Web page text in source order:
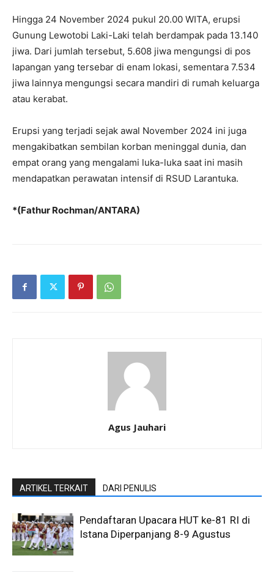
Hingga 24 November 2024 pukul 20.00 WITA, erupsi
Gunung Lewotobi Laki-Laki telah berdampak pada 13.140
jiwa. Dari jumlah tersebut, 5.608 jiwa mengungsi di pos
lapangan yang tersebar di enam lokasi, sementara 7.534
jiwa lainnya mengungsi secara mandiri di rumah keluarga
atau kerabat.
Erupsi yang terjadi sejak awal November 2024 ini juga
mengakibatkan sembilan korban meninggal dunia, dan
empat orang yang mengalami luka-luka saat ini masih
mendapatkan perawatan intensif di RSUD Larantuka.
*(Fathur Rochman/ANTARA)
Agus Jauhari
ARTIKEL TERKAIT DARI PENULIS
Pendaftaran Upacara HUT ke-81 RI di
Istana Diperpanjang 8-9 Agustus